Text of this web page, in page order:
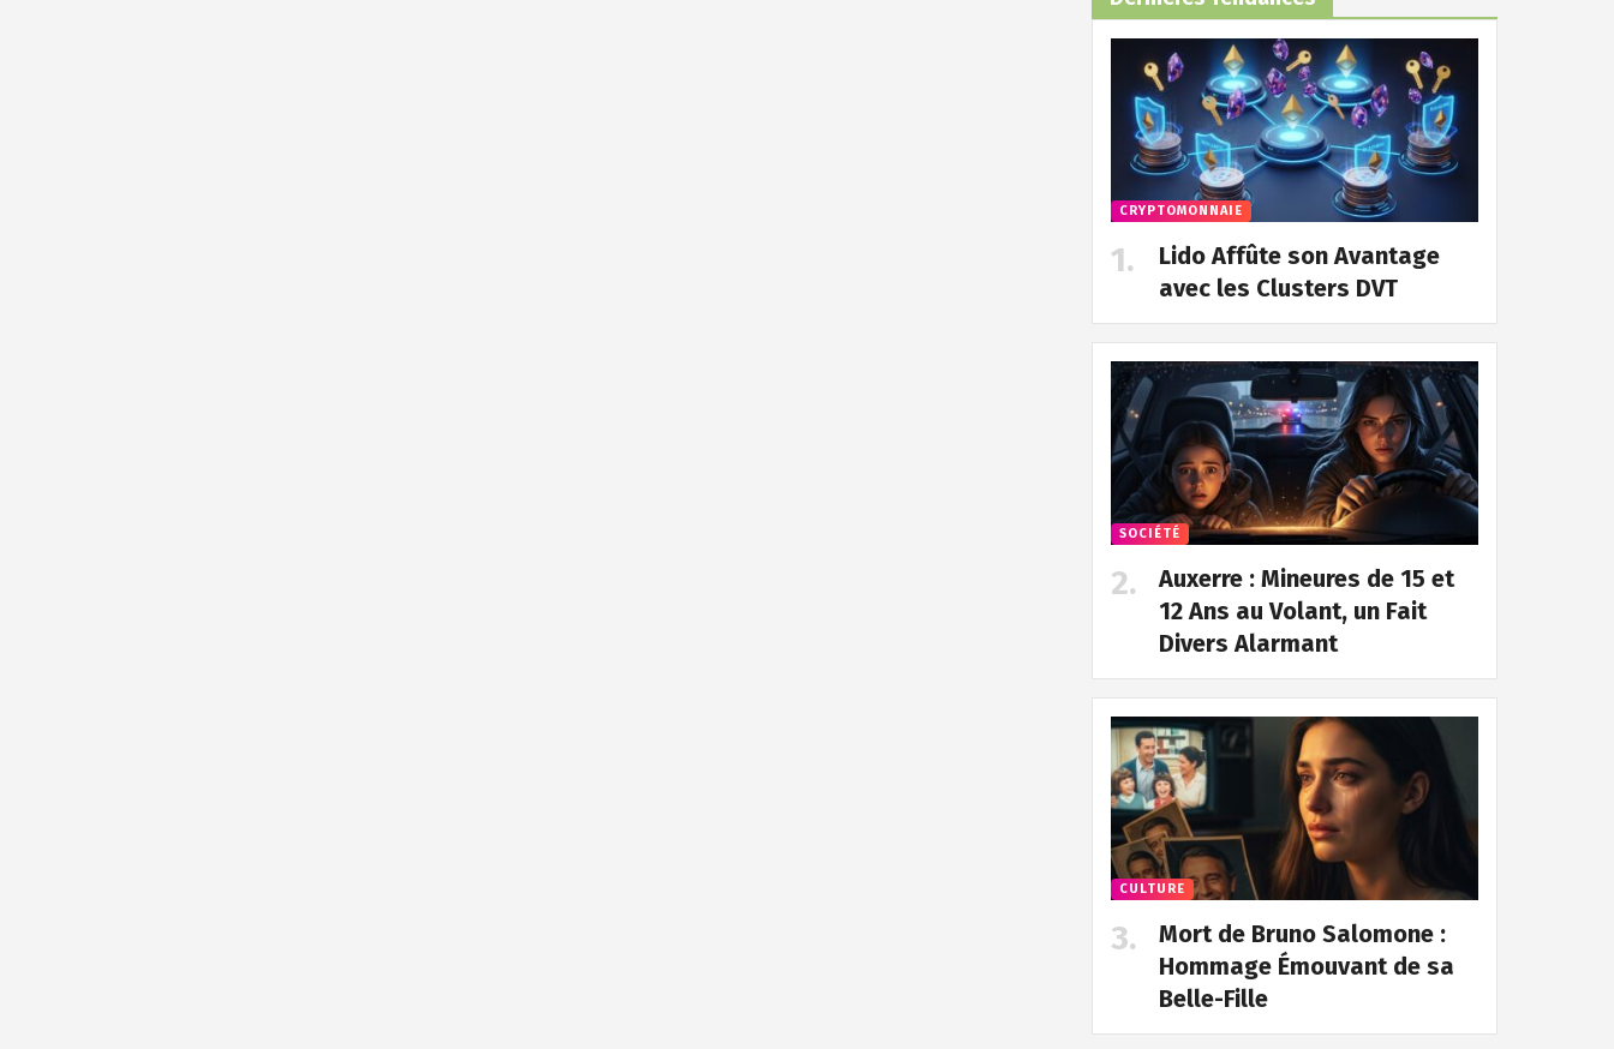
CRYPTOMONNAIE
Lido Affûte son Avantage
avec les Clusters DVT
SOCIÉTÉ
Auxerre : Mineures de 15 et
12 Ans au Volant, un Fait
Divers Alarmant
CULTURE
Mort de Bruno Salomone :
Hommage Émouvant de sa
Belle-Fille